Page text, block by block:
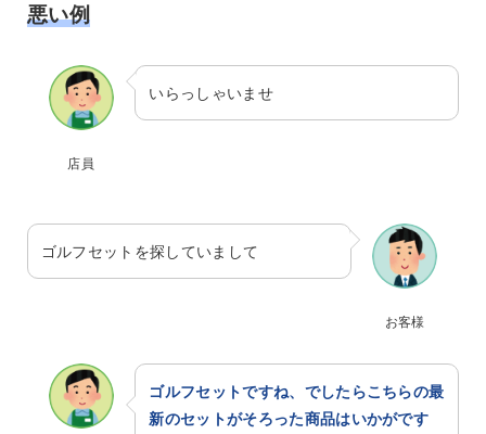
悪い例
店員
いらっしゃいませ
お客様
ゴルフセットを探していまして
ゴルフセットですね、でしたらこちらの最
新のセットがそろった商品はいかがです